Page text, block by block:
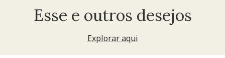
Esse e outros desejos
Explorar aqui